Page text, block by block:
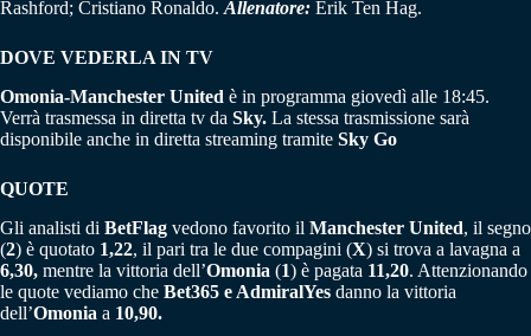
Rashford; Cristiano Ronaldo. Allenatore: Erik Ten Hag.
DOVE VEDERLA IN TV
Omonia-Manchester United è in programma giovedì alle 18:45.
Verrà trasmessa in diretta tv da Sky. La stessa trasmissione sarà
disponibile anche in diretta streaming tramite Sky Go
QUOTE
Gli analisti di BetFlag vedono favorito il Manchester United, il segno
(2) è quotato 1,22, il pari tra le due compagini (X) si trova a lavagna a
6,30, mentre la vittoria dell’Omonia (1) è pagata 11,20. Attenzionando
le quote vediamo che Bet365 e AdmiralYes danno la vittoria
dell’Omonia a 10,90.